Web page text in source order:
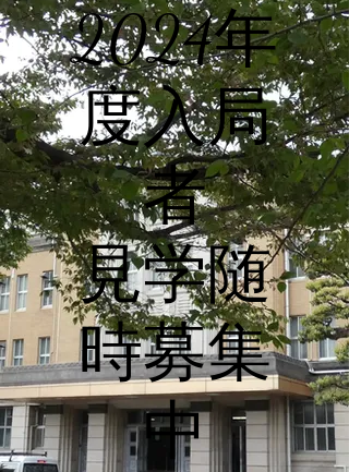
​2024年
度入局
者
​見学随
時募集
中